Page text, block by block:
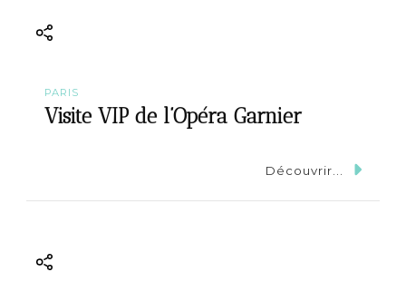
nPARIS
Visite VIP de l’Opéra Garnier
Découvrir...